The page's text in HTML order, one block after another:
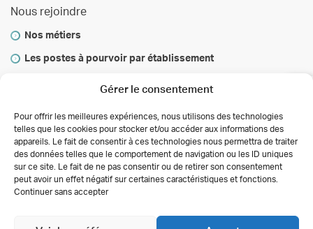
Gérer le consentement
Pour offrir les meilleures expériences, nous utilisons des technologies
telles que les cookies pour stocker et/ou accéder aux informations des
appareils. Le fait de consentir à ces technologies nous permettra de traiter
des données telles que le comportement de navigation ou les ID uniques
sur ce site. Le fait de ne pas consentir ou de retirer son consentement
peut avoir un effet négatif sur certaines caractéristiques et fonctions.
Continuer sans accepter
Nous rejoindre
Nos métiers
Les postes à pourvoir par établissement
Infos & conseils
Actualités
Autorisations des activités de soins
Déclaration de confidentialité (UE)
Conditions générales